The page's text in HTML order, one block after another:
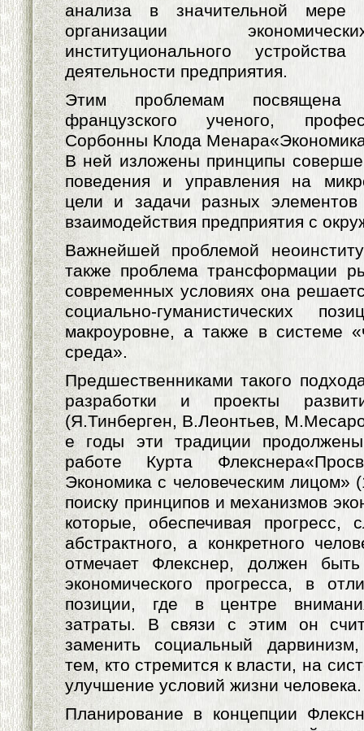
анализа в значительной мере
организации
институционального
деятельности предприятия.
Этим проблемам посвящена
французского ученого,
Сорбонны Клода
В ней изложены принципы
поведения и управления на
цели и задачи разных
взаимодействия предприятия с
Важнейшей проблемой
также проблема трансформации
современных условиях она
социально-гуманистических
макроуровне, а также в системе
среда».
Предшественниками такого
разработки и проекты
(Я.Тинберген, В.Леонтьев,
е годы эти традиции
работе Курта
Экономика с человеческим лицом»
поиску принципов и механизмов
которые, обеспечивая
абстрактного, а конкретного
отмечает Флекснер, должен
экономического прогресса, в
позиции, где в центре
затраты. В связи с этим он
заменить социальный дарвинизм,
тем, кто стремится к власти, на
улучшение условий жизни человека.
Планирование в концепции